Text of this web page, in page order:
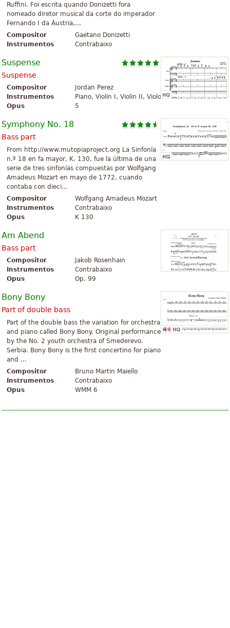
Ruffini. Foi escrita quando Donizetti fora
nomeado diretor musical da corte do imperador
Fernando I da Áustria,...
Compositor
Gaetano Donizetti
Instrumentos
Contrabaixo
Suspense
Suspense
Compositor
Jordan Perez
Instrumentos
Piano, Violin I, Violin II, Violoncelo, Contrabaixo
Opus
5
Symphony No. 18
Bass part
From http://www.mutopiaproject.org La Sinfonía
n.º 18 en fa mayor, K. 130, fue la última de una
serie de tres sinfonías compuestas por Wolfgang
Amadeus Mozart en mayo de 1772, cuando
contaba con dieci...
Compositor
Wolfgang Amadeus Mozart
Instrumentos
Contrabaixo
Opus
K 130
Am Abend
Bass part
Compositor
Jakob Rosenhain
Instrumentos
Contrabaixo
Opus
Op. 99
Bony Bony
Part of double bass
Part of the double bass the variation for orchestra
and piano called Bony Bony. Original performance
by the No. 2 youth orchestra of Smederevo.
Serbia. Bony Bony is the first concertino for piano
and ...
Compositor
Bruno Martin Maiello
Instrumentos
Contrabaixo
Opus
WMM 6